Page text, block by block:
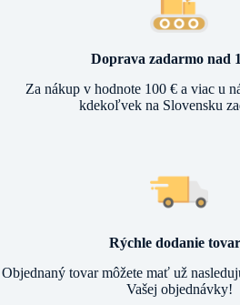
Doprava zadarmo nad
Za nákup v hodnote 100 € a viac u
kdekoľvek na Slovensku
Rýchle dodanie
Objednaný tovar môžete mať už
Vašej objednávky!